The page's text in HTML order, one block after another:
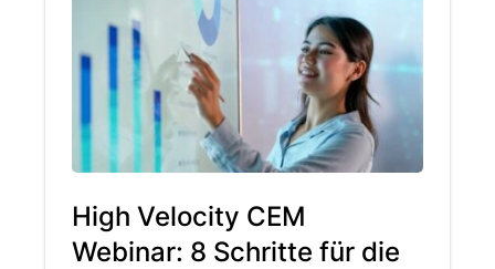
High Velocity CEM
Webinar: 8 Schritte für die